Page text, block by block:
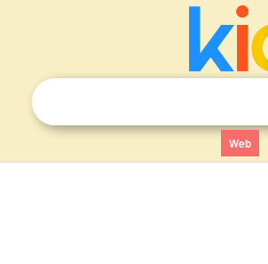
Web